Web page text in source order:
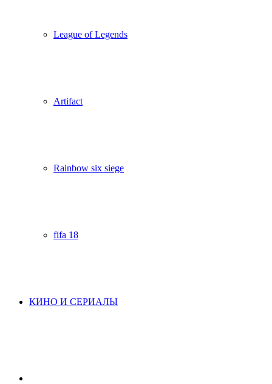
League of Legends
Artifact
Rainbow six siege
fifa 18
КИНО И СЕРИАЛЫ